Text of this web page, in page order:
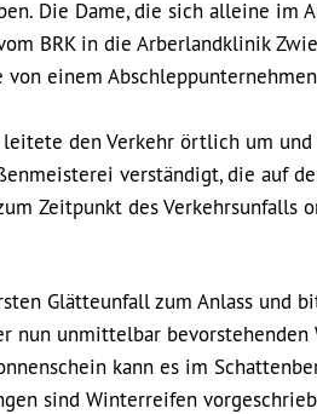
Die Dame, die sich alleine im
BRK in die Arberlandklinik
von einem
den Verkehr örtlich um und
verständigt, die auf
Zeitpunkt des Verkehrsunfalls
Glätteunfall zum Anlass und
nun unmittelbar
kann es im
sind Winterreifen